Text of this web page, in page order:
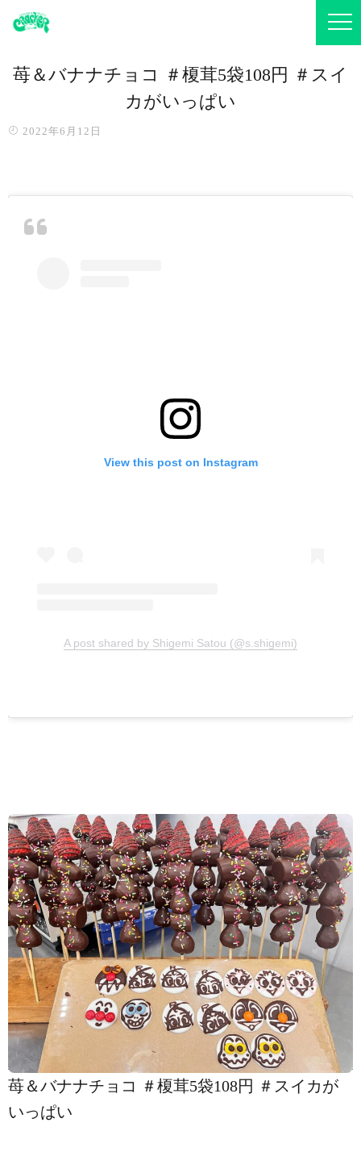
苺＆バナナチョコ ＃榎茸5袋108円 ＃スイ
カがいっぱい
2022年6月12日
View this post on Instagram
A post shared by Shigemi Satou (@s.shigemi)
苺＆バナナチョコ ＃榎茸5袋108円 ＃スイカが
いっぱい